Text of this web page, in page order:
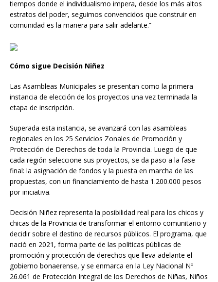
tiempos donde el individualismo impera, desde los más altos
estratos del poder, seguimos convencidos que construir en
comunidad es la manera para salir adelante.”
Cómo sigue Decisión Niñez
Las Asambleas Municipales se presentan como la primera
instancia de elección de los proyectos una vez terminada la
etapa de inscripción.
Superada esta instancia, se avanzará con las asambleas
regionales en los 25 Servicios Zonales de Promoción y
Protección de Derechos de toda la Provincia. Luego de que
cada región seleccione sus proyectos, se da paso a la fase
final: la asignación de fondos y la puesta en marcha de las
propuestas, con un financiamiento de hasta 1.200.000 pesos
por iniciativa.
Decisión Niñez representa la posibilidad real para los chicos y
chicas de la Provincia de transformar el entorno comunitario y
decidir sobre el destino de recursos públicos. El programa, que
nació en 2021, forma parte de las políticas públicas de
promoción y protección de derechos que lleva adelante el
gobierno bonaerense, y se enmarca en la Ley Nacional Nº
26.061 de Protección Integral de los Derechos de Niñas, Niños